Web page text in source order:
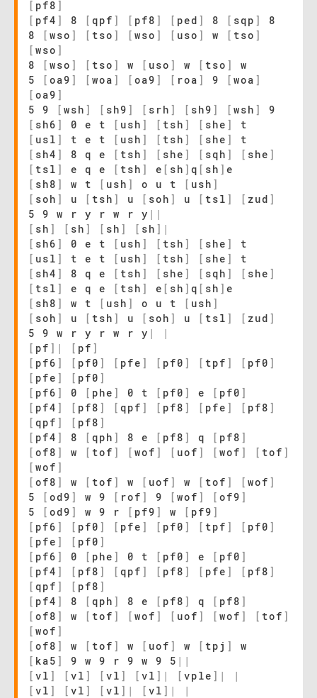
[ pf8 ]
[ pf4 ] 8 [ qpf ] [ pf8 ] [ ped ] 8 [ sqp ]
8
8
[ wso ] [ tso ] [ wso ] [ uso ] w [ tso ]
[ wso ]
8
[ wso ] [ tso ] w [ uso ] w [ tso ]
w
5
[ oa9 ] [ woa ] [ oa9 ] [ roa ] 9 [ woa ]
[ oa9 ]
5 9
[ wsh ] [ sh9 ] [ srh ] [ sh9 ] [ wsh ]
9
[ sh6 ] 0 e t [ ush ] [ tsh ] [ she ]
t
[ usl ] t e t [ ush ] [ tsh ] [ she ]
t
[ sh4 ] 8 q e [ tsh ] [ she ] [ sqh ] [ she ]
[ tsl ] e q e [ tsh ] e [ sh ] q [ sh ] e
[ sh8 ] w t [ ush ] o u t [ ush ]
[ soh ] u [ tsh ] u [ soh ] u [ tsl ] [ zud ]
5 9 w r y r w r y | |
[ sh ] [ sh ] [ sh ] [ sh ] |
[ sh6 ] 0 e t [ ush ] [ tsh ] [ she ]
t
[ usl ] t e t [ ush ] [ tsh ] [ she ]
t
[ sh4 ] 8 q e [ tsh ] [ she ] [ sqh ] [ she ]
[ tsl ] e q e [ tsh ] e [ sh ] q [ sh ] e
[ sh8 ] w t [ ush ] o u t [ ush ]
[ soh ] u [ tsh ] u [ soh ] u [ tsl ] [ zud ]
5 9 w r y r w r y |
|
[ pf ] | [ pf ]
[ pf6 ] [ pf0 ] [ pfe ] [ pf0 ] [ tpf ] [ pf0 ]
[ pfe ] [ pf0 ]
[ pf6 ] 0 [ phe ] 0 t [ pf0 ] e [ pf0 ]
[ pf4 ] [ pf8 ] [ qpf ] [ pf8 ] [ pfe ] [ pf8 ]
[ qpf ] [ pf8 ]
[ pf4 ] 8 [ qph ] 8 e [ pf8 ] q [ pf8 ]
[ of8 ] w [ tof ] [ wof ] [ uof ] [ wof ] [ tof ]
[ wof ]
[ of8 ] w [ tof ] w [ uof ] w [ tof ] [ wof ]
5
[ od9 ] w 9 [ rof ] 9 [ wof ] [ of9 ]
5
[ od9 ] w 9 r [ pf9 ] w [ pf9 ]
[ pf6 ] [ pf0 ] [ pfe ] [ pf0 ] [ tpf ] [ pf0 ]
[ pfe ] [ pf0 ]
[ pf6 ] 0 [ phe ] 0 t [ pf0 ] e [ pf0 ]
[ pf4 ] [ pf8 ] [ qpf ] [ pf8 ] [ pfe ] [ pf8 ]
[ qpf ] [ pf8 ]
[ pf4 ] 8 [ qph ] 8 e [ pf8 ] q [ pf8 ]
[ of8 ] w [ tof ] [ wof ] [ uof ] [ wof ] [ tof ]
[ wof ]
[ of8 ] w [ tof ] w [ uof ] w [ tpj ]
w
[ ka5 ] 9 w 9 r 9 w 9 5 | |
[ vl ] [ vl ] [ vl ] [ vl ] | [ vple ] |
|
[ vl ] [ vl ] [ vl ] | [ vl ] |
|